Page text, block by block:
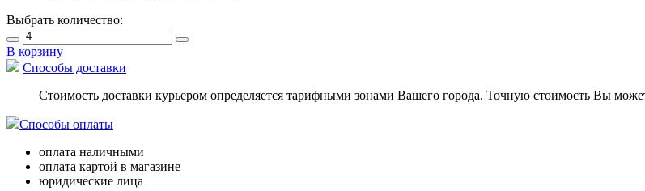
Выбрать количество:
В корзину
Способы доставки
Стоимость доставки курьером определяется тарифными зонами Вашего города. Точную стоимость Вы
Способы оплаты
оплата наличными
оплата картой в магазине
юридические лица